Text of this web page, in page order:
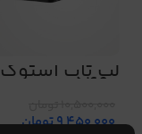
لپ تاپ
5490
9,450,000تومان